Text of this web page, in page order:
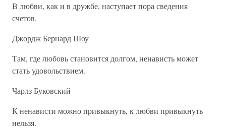
В любви, как и в дружбе, наступает пора сведения
счетов.
Джордж Бернард Шоу
Там, где любовь становится долгом, ненависть может
стать удовольствием.
Чарлз Буковский
К ненависти можно привыкнуть, к любви привыкнуть
нельзя.